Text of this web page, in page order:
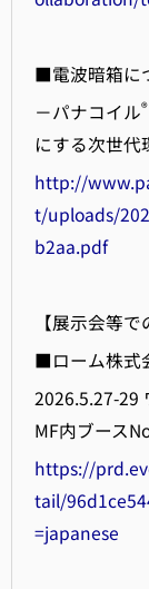
■電波暗箱に
－パナコイル®
にする次世代
http://
t/uploads/
b2aa.pdf
【展示会等
■ローム株式
2026.5.27-29
MF内ブース
https://
tail/
=japanese